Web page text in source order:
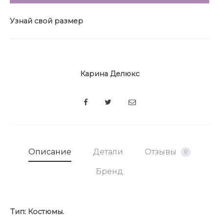
Топ выполнен из хлопкового трикотажного
полотна. Без выточек, без рукава. Силуэт
полуприталенный.
Узнай свой размер
Карина Делюкс
SHARE
Описание Детали Отзывы 0
Бренд
Тип: Костюмы.